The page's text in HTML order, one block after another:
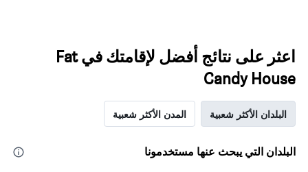
اعثر على نتائج أفضل لإقامتك في Fat
Candy House
البلدان الأكثر شعبية المدن الأكثر شعبية
البلدان التي يبحث عنها مستخدمونا